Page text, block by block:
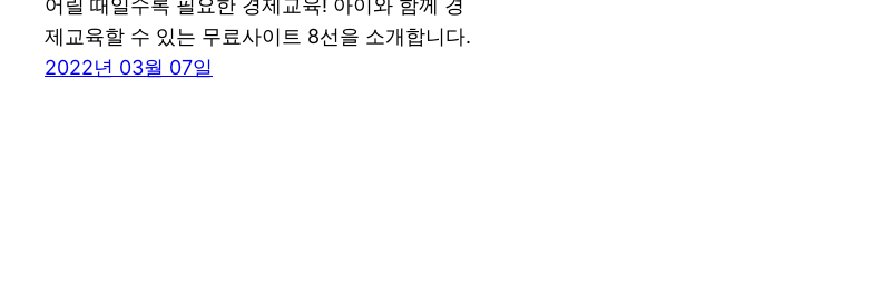
어릴 때일수록 필요한 경제교육! 아이와 함께 경
제교육할 수 있는 무료사이트 8선을 소개합니다.
2022년 03월 07일